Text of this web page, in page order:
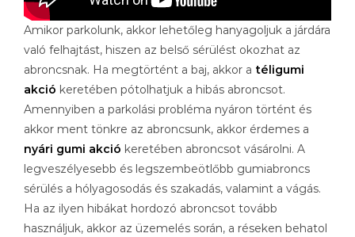
Amikor parkolunk, akkor lehetőleg hanyagoljuk a járdára
való felhajtást, hiszen az belső sérülést okozhat az
abroncsnak. Ha megtörtént a baj, akkor a téligumi
akció keretében pótolhatjuk a hibás abroncsot.
Amennyiben a parkolási probléma nyáron történt és
akkor ment tönkre az abroncsunk, akkor érdemes a
nyári gumi akció keretében abroncsot vásárolni. A
legveszélyesebb és legszembeötlőbb gumiabroncs
sérülés a hólyagosodás és szakadás, valamint a vágás.
Ha az ilyen hibákat hordozó abroncsot tovább
használjuk, akkor az üzemelés során, a réseken behatol